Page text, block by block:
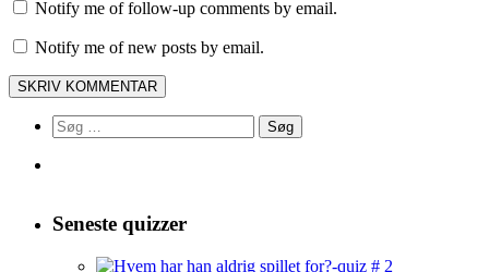
Notify me of follow-up comments by email.
Notify me of new posts by email.
Søg
efter:
Seneste quizzer